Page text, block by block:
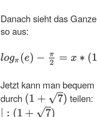
Danach sieht das Ganze
so aus:
Jetzt kann man bequem
durch
teilen: